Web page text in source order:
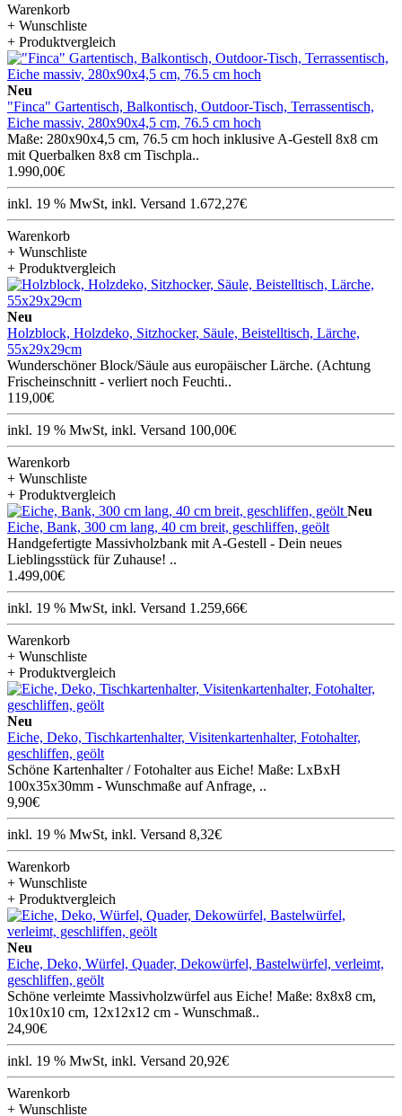
Warenkorb
+ Wunschliste
+ Produktvergleich
Neu
"Finca" Gartentisch, Balkontisch, Outdoor-Tisch, Terrassentisch,
Eiche massiv, 280x90x4,5 cm, 76.5 cm hoch
Maße: 280x90x4,5 cm, 76.5 cm hoch inklusive A-Gestell 8x8 cm
mit Querbalken 8x8 cm Tischpla..
1.990,00€
inkl. 19 % MwSt, inkl. Versand 1.672,27€
Warenkorb
+ Wunschliste
+ Produktvergleich
Neu
Holzblock, Holzdeko, Sitzhocker, Säule, Beistelltisch, Lärche,
55x29x29cm
Wunderschöner Block/Säule aus europäischer Lärche. (Achtung
Frischeinschnitt - verliert noch Feuchti..
119,00€
inkl. 19 % MwSt, inkl. Versand 100,00€
Warenkorb
+ Wunschliste
+ Produktvergleich
Neu
Eiche, Bank, 300 cm lang, 40 cm breit, geschliffen, geölt
Handgefertigte Massivholzbank mit A-Gestell - Dein neues
Lieblingsstück für Zuhause! ..
1.499,00€
inkl. 19 % MwSt, inkl. Versand 1.259,66€
Warenkorb
+ Wunschliste
+ Produktvergleich
Neu
Eiche, Deko, Tischkartenhalter, Visitenkartenhalter, Fotohalter,
geschliffen, geölt
Schöne Kartenhalter / Fotohalter aus Eiche! Maße: LxBxH
100x35x30mm - Wunschmaße auf Anfrage, ..
9,90€
inkl. 19 % MwSt, inkl. Versand 8,32€
Warenkorb
+ Wunschliste
+ Produktvergleich
Neu
Eiche, Deko, Würfel, Quader, Dekowürfel, Bastelwürfel, verleimt,
geschliffen, geölt
Schöne verleimte Massivholzwürfel aus Eiche! Maße: 8x8x8 cm,
10x10x10 cm, 12x12x12 cm - Wunschmaß..
24,90€
inkl. 19 % MwSt, inkl. Versand 20,92€
Warenkorb
+ Wunschliste